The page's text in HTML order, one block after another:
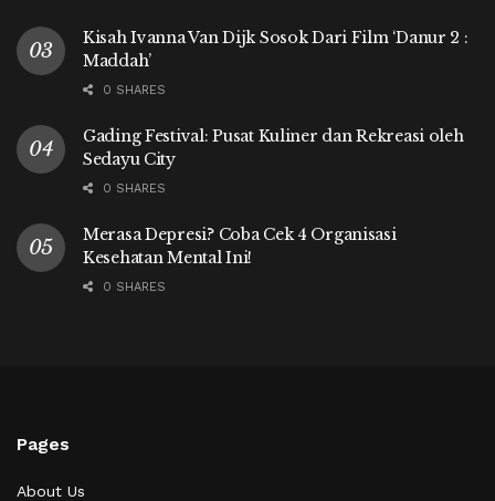
Kisah Ivanna Van Dijk Sosok Dari Film ‘Danur 2 :
Maddah’
0 SHARES
Gading Festival: Pusat Kuliner dan Rekreasi oleh
Sedayu City
0 SHARES
Merasa Depresi? Coba Cek 4 Organisasi
Kesehatan Mental Ini!
0 SHARES
Pages
About Us